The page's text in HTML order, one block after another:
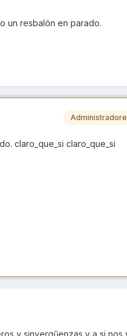
un resbalón en parado.
claro_que_si claro_que_si
y sinvergűenzas y a si nos